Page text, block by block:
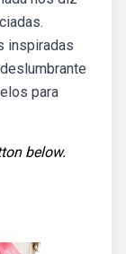
inspiradas
para
below.